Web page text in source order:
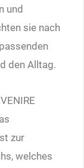
und
sie nach
den Alltag.
zur
welches